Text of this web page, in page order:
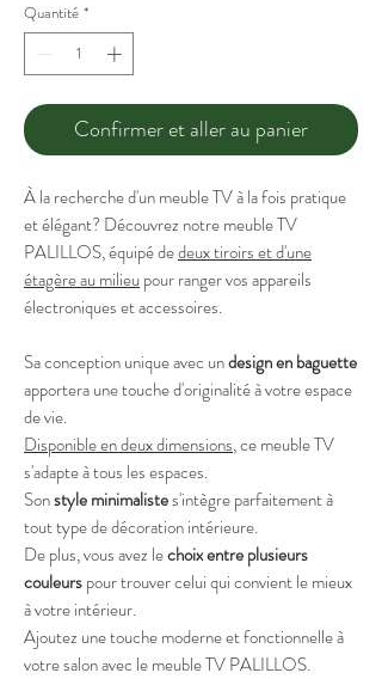
Quantité *
Confirmer et aller au panier
À la recherche d'un meuble TV à la fois pratique
et élégant? Découvrez notre meuble TV
PALILLOS, équipé dedeux tiroirs et d'une
étagère au milieupour ranger vos appareils
électroniques et accessoires.
Sa conception unique avec undesign en baguette
apportera une touche d'originalité à votre espace
de vie.
Disponible en deux dimensions, ce meuble TV
s'adapte à tous les espaces.
Sonstyle minimalistes'intègre parfaitement à
tout type de décoration intérieure.
De plus, vous avez lechoix entre plusieurs
couleurspour trouver celui qui convient le mieux
à votre intérieur.
Ajoutez une touche moderne et fonctionnelle à
votre salon avec le meuble TV PALILLOS.